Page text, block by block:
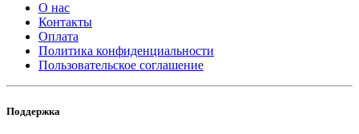
О нас
Контакты
Оплата
Политика конфиденциальности
Пользовательское соглашение
Поддержка